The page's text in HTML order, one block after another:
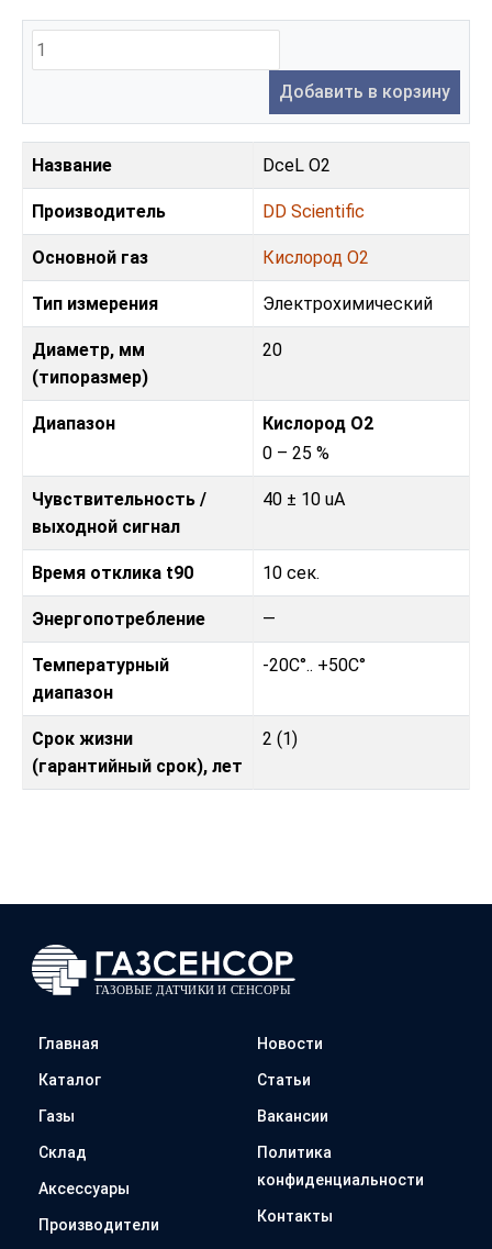
Добавить в корзину
Название DceL O2
Производитель DD Scientific
Основной газ Кислород O2
Тип измерения Электрохимический
Диаметр, мм
(типоразмер)
20
Диапазон
Кислород O2
0 – 25 %
Чувствительность /
выходной сигнал
40 ± 10 uA
Время отклика t90 10 сек.
Энергопотребление —
Температурный
диапазон
-20C°.. +50C°
Срок жизни
(гарантийный срок), лет
2 (1)
Главная
Каталог
Газы
Склад
Аксессуары
Производители
Новости
Статьи
Вакансии
Политика
конфиденциальности
Контакты